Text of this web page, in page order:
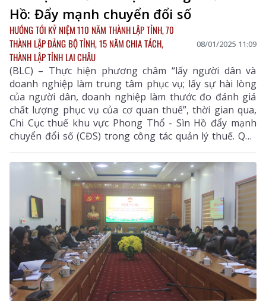
Hồ: Đẩy mạnh chuyển đổi số
HƯỚNG TỚI KỶ NIỆM 110 NĂM THÀNH LẬP TỈNH, 70
THÀNH LẬP ĐẢNG BỘ TỈNH, 15 NĂM CHIA TÁCH,
THÀNH LẬP TỈNH LAI CHÂU
08/01/2025 11:09
(BLC) – Thực hiện phương châm “lấy người dân và
doanh nghiệp làm trung tâm phục vụ; lấy sự hài lòng
của người dân, doanh nghiệp làm thước đo đánh giá
chất lượng phục vụ của cơ quan thuế”, thời gian qua,
Chi Cục thuế khu vực Phong Thổ - Sìn Hồ đẩy mạnh
chuyển đổi số (CĐS) trong công tác quản lý thuế. Qua
đó, tạo thuận lợi cho người nộp thuế, góp phần nâng
cao chất lượng, hiệu quả công tác quản lý thuế.